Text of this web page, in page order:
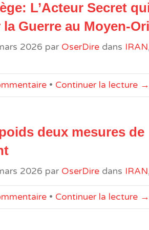
L’Acteur Secret
Guerre au Moyen-
2026 par OserDire dans IRAN
• Continuer la lecture →
deux mesures de
2026 par OserDire dans IRAN
• Continuer la lecture →